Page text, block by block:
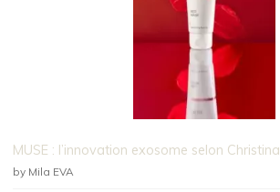
MUSE : l’innovation exosome selon Christina
by Mila EVA